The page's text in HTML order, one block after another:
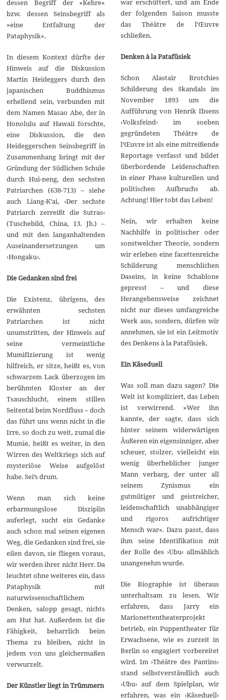
dessen Begriff der »Kehre«
bzw. dessen Seinsbegriff als
»eine Entfaltung der
Pataphysik«.
In diesem Kontext dürfte der
Hinweis auf die Diskussion
Martin Heideggers durch den
japanischen Buddhismus
erhellend sein, verbunden mit
dem Namen Masao Abe, der in
Honolulu auf Hawaii forschte,
eine Diskussion, die den
Heideggerschen Seinsbegriff in
Zusammenhang bringt mit der
Gründung der Südlichen Schule
durch Hui-neng, den sechsten
Patriarchen (638-713) – siehe
auch Liang-K’ai, ›Der sechste
Patriarch zerreißt die Sutras‹
(Tuschebild, China, 13. Jh.) –
und mit den langanhaltenden
Auseinandersetzungen um
›Hongaku‹.
Die Gedanken sind frei
Die Existenz, übrigens, des
erwähnten sechsten
Patriarchen ist nicht
unumstritten, der Hinweis auf
seine vermeintliche
Mumifizierung ist wenig
hilfreich, er sitze, heißt es, von
schwarzem Lack überzogen im
berühmten Kloster an der
Tsauschlucht, einem stillen
Seitental beim Nordfluss – doch
das führt uns wenn nicht in die
Irre, so doch zu weit, zumal die
Mumie, heißt es weiter, in den
Wirren des Weltkriegs sich auf
mysteriöse Weise aufgelöst
habe. Sei’s drum.
Wenn man sich keine
erbarmungslose Disziplin
auferlegt, sucht ein Gedanke
auch schon mal seinen eigenen
Weg, die Gedanken sind frei, sie
eilen davon, sie fliegen voraus,
wir werden ihrer nicht Herr. Da
leuchtet ohne weiteres ein, dass
Pataphysik mit
naturwissenschaftlichem
Denken, salopp gesagt, nichts
am Hut hat. Außerdem ist die
Fähigkeit, beharrlich beim
Thema zu bleiben, nicht in
jedem von uns gleichermaßen
verwurzelt.
Der Künstler liegt in Trümmern
der folgenden Saison musste
das Théâtre de l’Œuvre
schließen.
Denken à la Patafüsiek
Schon Alastair Brotchies
Schilderung des Skandals im
November 1893 um die
Aufführung von Henrik Ibsens
›Volksfeind‹ im soeben
gegründeten Théâtre de
l’Œuvre ist als eine mitreißende
Reportage verfasst und bildet
überbordende Leidenschaften
in einer Phase kulturellen und
politischen Aufbruchs ab.
Achtung! Hier tobt das Leben!
Nein, wir erhalten keine
Nachhilfe in politischer oder
sonstwelcher Theorie, sondern
wir erleben eine facettenreiche
Schilderung menschlichen
Daseins, in keine Schablone
gepresst – und diese
Herangehensweise zeichnet
nicht nur dieses umfangreiche
Werk aus, sondern, dürfen wir
annehmen, sie ist ein Leitmotiv
des Denkens à la Patafüsiek.
Ein Käseduell
Was soll man dazu sagen? Die
Welt ist kompliziert, das Leben
ist verwirrend. »Wer ihn
kannte, der sagte, dass sich
hinter seinem widerwärtigen
Äußeren ein eigensinniger, aber
scheuer, stolzer, vielleicht ein
wenig überheblicher junger
Mann verbarg, der unter all
seinem Zynismus ein
gutmütiger und geistreicher,
leidenschaftlich unabhängiger
und rigoros aufrichtiger
Mensch war«. Dazu passt, dass
ihm seine Identifikation mit
der Rolle des ›Ubu‹ allmählich
unangenehm wurde.
Die Biographie ist überaus
unterhaltsam zu lesen. Wir
erfahren, dass Jarry ein
Marionettentheaterprojekt
betrieb, ein Puppentheater für
Erwachsene, wie es zurzeit in
Berlin so engagiert vorbereitet
wird. Im ›Théâtre des Pantins‹
stand selbstverständlich auch
›Ubu‹ auf dem Spielplan, wir
erfahren, was ein ›Käseduell‹